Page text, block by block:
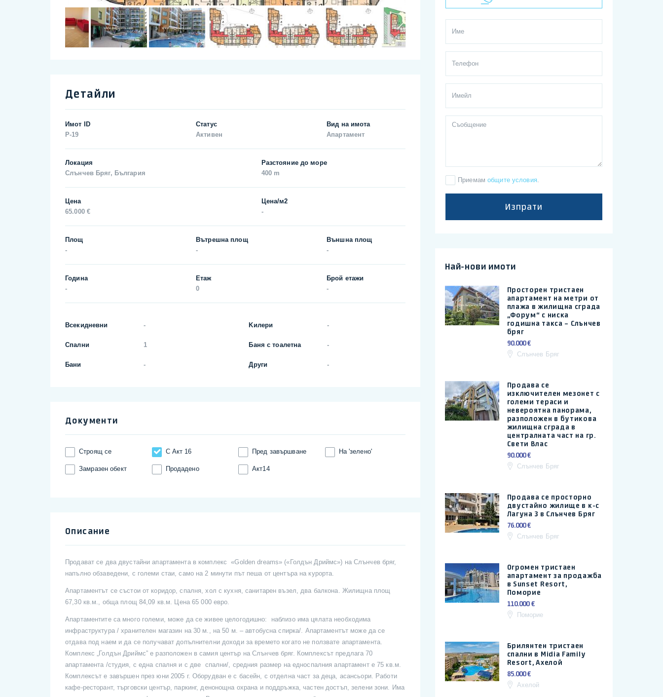
Детайли
Имот ID
P-19
Статус
Активен
Вид на имота
Апартамент
Локация
Слънчев Бряг, България
Разстояние до море
400 m
Цена
65.000 €
Цена/м2
-
Площ
-
Вътрешна площ
-
Външна площ
-
Година
-
Етаж
0
Брой етажи
-
Всекидневни -
Спални 1
Бани -
Kилери -
Баня с тоалетна -
Други -
Документи
Строящ се С Акт 16 Пред завършване На 'зелено'
Замразен обект Продадено Акт14
Описание
Продават се два двустайни апартамента в комплекс «Golden dreams» («Голдън Дриймс») на Слънчев бряг,
напълно обзаведени, с големи стаи, само на 2 минути път пеша от центъра на курорта.
Апартаментът се състои от коридор, спалня, хол с кухня, санитарен възел, два балкона. Жилищна площ
67,30 кв.м., обща площ 84,09 кв.м. Цена 65 000 евро.
Апартаментите са много големи, може да се живее целогодишно: наблизо има цялата необходима
инфраструктура / хранителен магазин на 30 м., на 50 м. – автобусна спирка/. Апартаментът може да се
отдава под наем и да се получават допълнителни доходи за времето когато не ползвате апартамента.
Комплекс „Голдън Дриймс” е разположен в самия център на Слънчев бряг. Комплексът предлага 70
апартамента /студия, с една спалня и с две спални/, средния размер на едноспалния апартамент е 75 кв.м.
Комплексът е завършен през юни 2005 г. Оборудван е с басейн, с отделна част за деца, асансьори. Работи
кафе-ресторант, търговски център, паркинг, денонощна охрана и поддръжка, частен достъп, зелени зони. Има
Приемам общите условия.
Изпрати
Най-нови имоти
Просторен тристаен
апартамент на метри от
плажа в жилищна сграда
„Форум“ с ниска
годишна такса – Слънчев
бряг
90.000 €
Слънчев Бряг
Продава се
изключителен мезонет с
големи тераси и
невероятна панорама,
разположен в бутикова
жилищна сграда в
централната част на гр.
Свети Влас
90.000 €
Слънчев Бряг
Продава се просторно
двустайно жилище в к-с
Лагуна 3 в Слънчев Бряг
76.000 €
Слънчев Бряг
Огромен тристаен
апартамент за продажба
в Sunset Resort,
Поморие
110.000 €
Поморие
Брилянтен тристаен
спални в Midia Family
Resort, Ахелой
85.000 €
Ахелой